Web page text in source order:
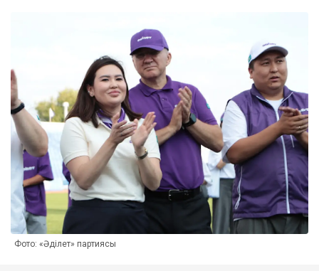
Фото: «Әділет» партиясы